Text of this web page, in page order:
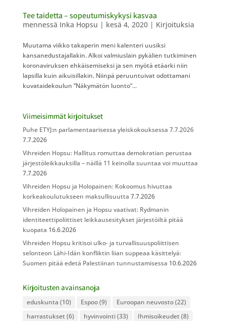
Tee taidetta – sopeutumiskykysi kasvaa
mennessä Inka Hopsu | kesä 4, 2020| Kirjoituksia
Muutama viikko takaperin meni kalenteri uusiksi
kansanedustajallakin. Alkoi valmiuslain pykälien tutkiminen
koronaviruksen ehkäisemiseksi ja sen myötä etäarki niin
lapsilla kuin aikuisillakin. Niinpä peruuntuivat odottamani
kuvataidekoulun ”Näkymätön luonto”...
Viimeisimmät kirjoitukset
Puhe ETYJ:n parlamentaarisessa yleiskokouksessa 7.7.2026
7.7.2026
Vihreiden Hopsu: Hallitus romuttaa demokratian perustaa
järjestöleikkauksilla – näillä 11 keinolla suuntaa voi muuttaa
7.7.2026
Vihreiden Hopsu ja Holopainen: Kokoomus hivuttaa
korkeakoulutukseen maksullisuutta 7.7.2026
Vihreiden Holopainen ja Hopsu vaativat: Rydmanin
identiteettipoliittiset leikkausesitykset järjestöiltä pitää
kuopata 16.6.2026
Vihreiden Hopsu kritisoi ulko- ja turvallisuuspoliittisen
selonteon Lähi-Idän konfliktin liian suppeaa käsittelyä:
Suomen pitää edetä Palestiinan tunnustamisessa 10.6.2026
Kirjoitusten avainsanoja
eduskunta (10) Espoo(9) Euroopan neuvosto(22)
harrastukset (6) hyvinvointi(33) Ihmisoikeudet (8)